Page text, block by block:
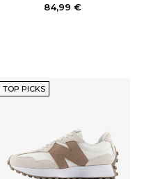
84,99 €
TOP PICKS